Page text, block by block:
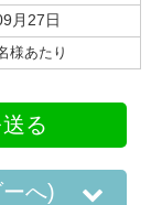
月27日
様あたり
る
へ)